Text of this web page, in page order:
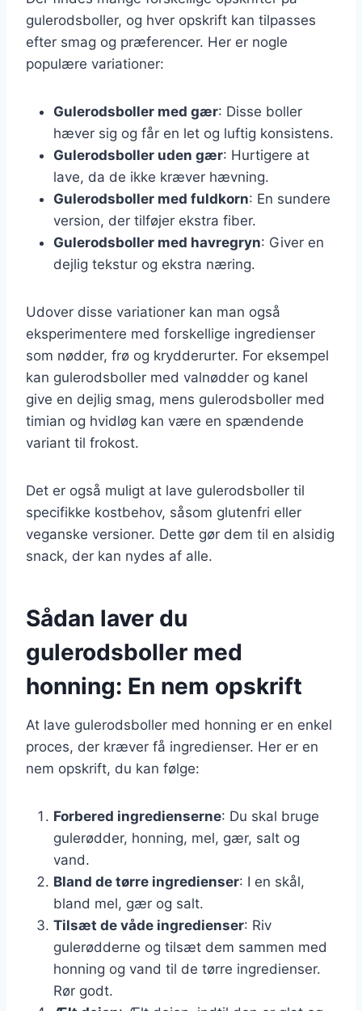
gulerodsboller, og hver opskrift kan tilpasses
efter smag og præferencer. Her er nogle
populære variationer:
Gulerodsboller med gær: Disse boller
hæver sig og får en let og luftig konsistens.
Gulerodsboller uden gær: Hurtigere at
lave, da de ikke kræver hævning.
Gulerodsboller med fuldkorn: En sundere
version, der tilføjer ekstra fiber.
Gulerodsboller med havregryn: Giver en
dejlig tekstur og ekstra næring.
Udover disse variationer kan man også
eksperimentere med forskellige ingredienser
som nødder, frø og krydderurter. For eksempel
kan gulerodsboller med valnødder og kanel
give en dejlig smag, mens gulerodsboller med
timian og hvidløg kan være en spændende
variant til frokost.
Det er også muligt at lave gulerodsboller til
specifikke kostbehov, såsom glutenfri eller
veganske versioner. Dette gør dem til en alsidig
snack, der kan nydes af alle.
Sådan laver du
gulerodsboller med
honning: En nem opskrift
At lave gulerodsboller med honning er en enkel
proces, der kræver få ingredienser. Her er en
nem opskrift, du kan følge:
Forbered ingredienserne: Du skal bruge
gulerødder, honning, mel, gær, salt og
vand.
Bland de tørre ingredienser: I en skål,
bland mel, gær og salt.
Tilsæt de våde ingredienser: Riv
gulerødderne og tilsæt dem sammen med
honning og vand til de tørre ingredienser.
Rør godt.